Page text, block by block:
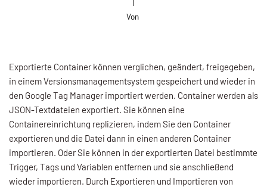
Von
Exportierte Container können verglichen, geändert, freigegeben,
in einem Versionsmanagementsystem gespeichert und wieder in
den Google Tag Manager importiert werden. Container werden als
JSON-Textdateien exportiert. Sie können eine
Containereinrichtung replizieren, indem Sie den Container
exportieren und die Datei dann in einen anderen Container
importieren. Oder Sie können in der exportierten Datei bestimmte
Trigger, Tags und Variablen entfernen und sie anschließend
wieder importieren. Durch Exportieren und Importieren von